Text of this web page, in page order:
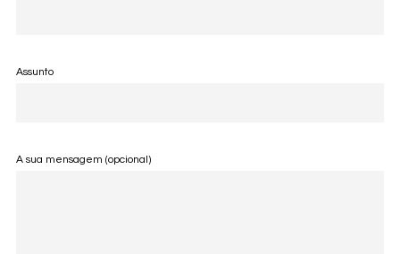
Assunto
A sua mensagem (opcional)